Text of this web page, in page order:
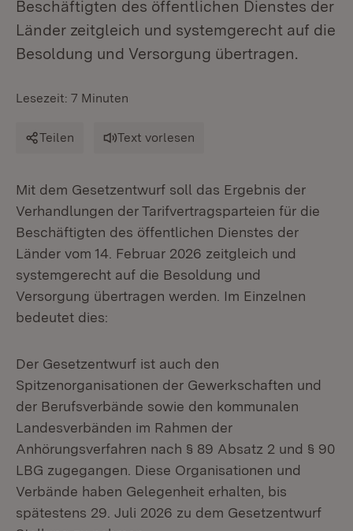
Beschäftigten des öffentlichen Dienstes der
Länder zeitgleich und systemgerecht auf die
Besoldung und Versorgung übertragen.
Lesezeit: 7 Minuten
Teilen Text vorlesen
Mit dem Gesetzentwurf soll das Ergebnis der
Verhandlungen der Tarifvertragsparteien für die
Beschäftigten des öffentlichen Dienstes der
Länder vom 14. Februar 2026 zeitgleich und
systemgerecht auf die Besoldung und
Versorgung übertragen werden. Im Einzelnen
bedeutet dies:
Der Gesetzentwurf ist auch den
Spitzenorganisationen der Gewerkschaften und
der Berufsverbände sowie den kommunalen
Landesverbänden im Rahmen der
Anhörungsverfahren nach § 89 Absatz 2 und § 90
LBG zugegangen. Diese Organisationen und
Verbände haben Gelegenheit erhalten, bis
spätestens 29. Juli 2026 zu dem Gesetzentwurf